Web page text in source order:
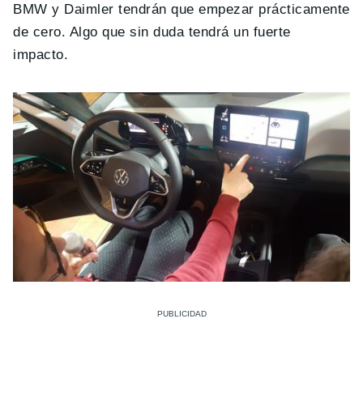
BMW y Daimler tendrán que empezar prácticamente
de cero. Algo que sin duda tendrá un fuerte
impacto.